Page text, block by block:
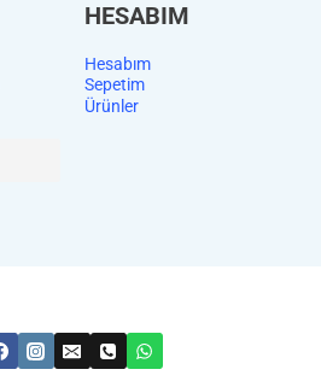
HESABIM
Hesabım
Sepetim
Ürünler